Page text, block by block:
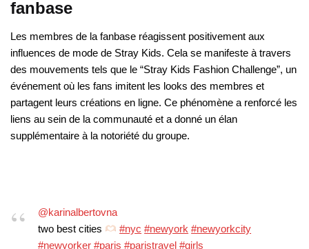
fanbase
Les membres de la fanbase réagissent positivement aux
influences de mode de Stray Kids. Cela se manifeste à travers
des mouvements tels que le “Stray Kids Fashion Challenge”, un
événement où les fans imitent les looks des membres et
partagent leurs créations en ligne. Ce phénomène a renforcé les
liens au sein de la communauté et a donné un élan
supplémentaire à la notoriété du groupe.
@karinalbertovna
two best cities
#nyc #newyork #newyorkcity
#newyorker #paris #paristravel #girls